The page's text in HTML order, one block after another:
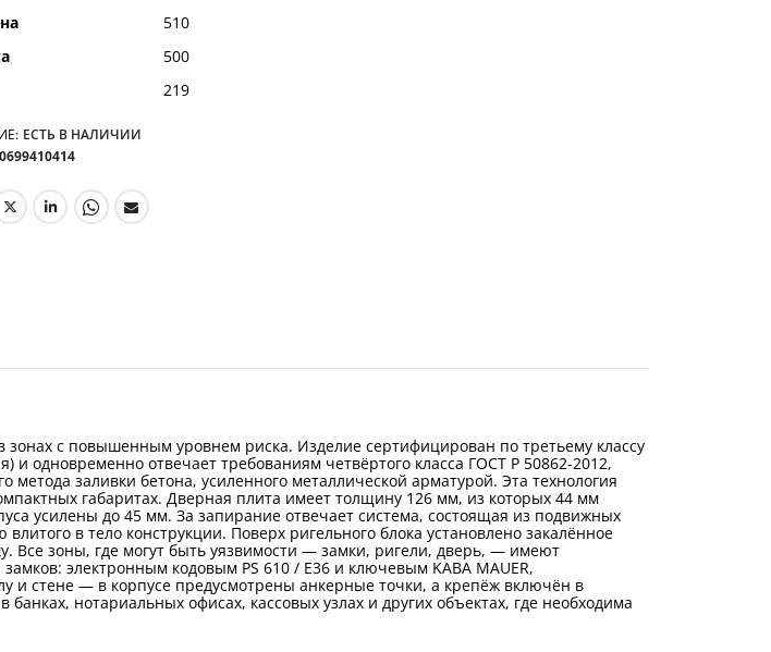
510
500
219
ЕСТЬ В НАЛИЧИИ
с повышенным уровнем риска. Изделие сертифицирован по третьему классу
и одновременно отвечает требованиям четвёртого класса ГОСТ Р 50862-2012,
заливки бетона, усиленного металлической арматурой. Эта технология
габаритах. Дверная плита имеет толщину 126 мм, из которых 44 мм
усилены до 45 мм. За запирание отвечает система, состоящая из подвижных
в тело конструкции. Поверх ригельного блока установлено закалённое
зоны, где могут быть уязвимости — замки, ригели, дверь, — имеют
электронным кодовым PS 610 / E36 и ключевым KABA MAUER,
и стене — в корпусе предусмотрены анкерные точки, а крепёж включён в
нотариальных офисах, кассовых узлах и других объектах, где необходима